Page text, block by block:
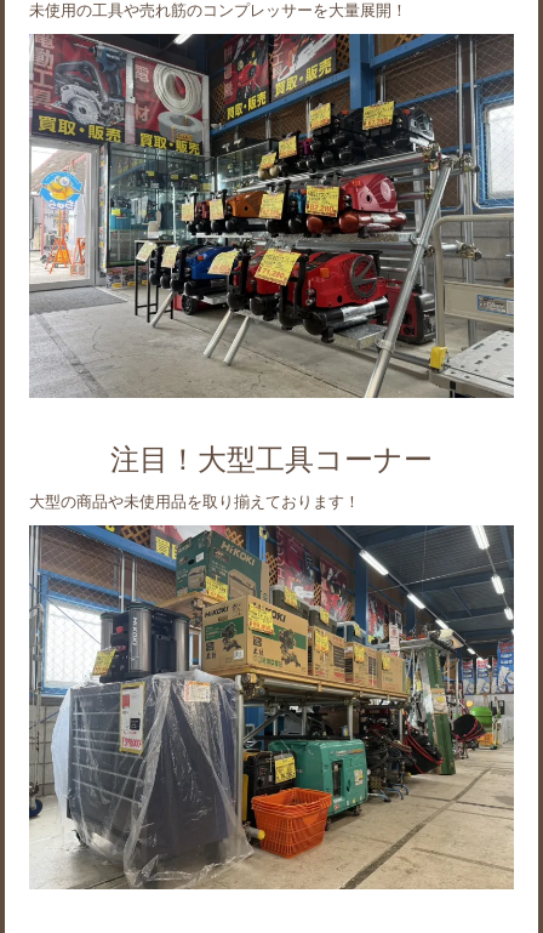
未使用の工具や売れ筋のコンプレッサーを大量展開！
注目！大型工具コーナー
大型の商品や未使用品を取り揃えております！